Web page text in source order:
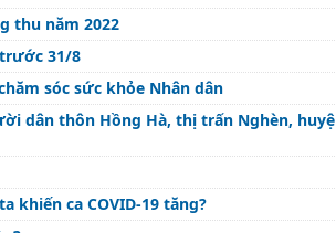
thu năm 2022
31/8
sóc sức khỏe Nhân dân
dân thôn Hồng Hà, thị trấn Nghèn,
khiến ca COVID-19 tăng?